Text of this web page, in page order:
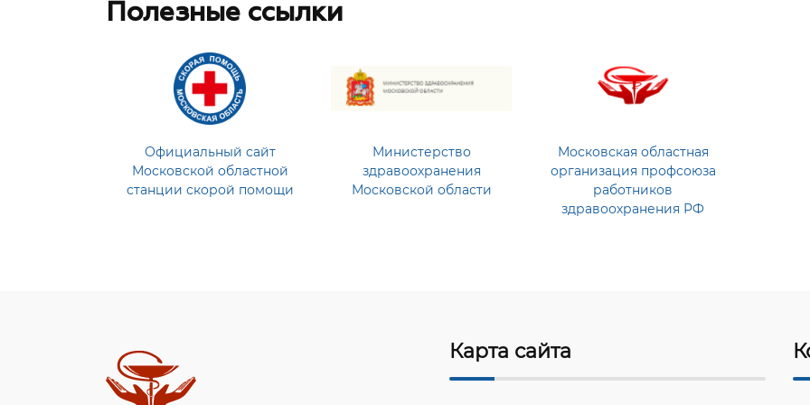
Полезные ссылки
Официальный сайт
Московской областной
станции скорой помощи
Министерство
здравоохранения
Московской области
Московская областная
организация профсоюза
работников
здравоохранения РФ
Карта сайта